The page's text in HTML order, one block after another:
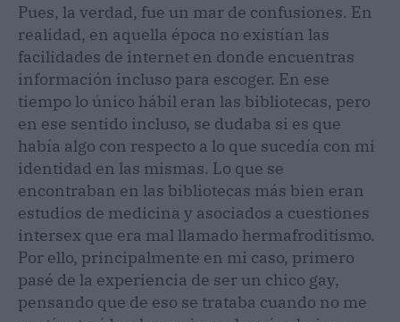
Pues, la verdad, fue un mar de confusiones. En
realidad, en aquella época no existían las
facilidades de internet en donde encuentras
información incluso para escoger. En ese
tiempo lo único hábil eran las bibliotecas, pero
en ese sentido incluso, se dudaba si es que
había algo con respecto a lo que sucedía con mi
identidad en las mismas. Lo que se
encontraban en las bibliotecas más bien eran
estudios de medicina y asociados a cuestiones
intersex que era mal llamado hermafroditismo.
Por ello, principalmente en mi caso, primero
pasé de la experiencia de ser un chico gay,
pensando que de eso se trataba cuando no me